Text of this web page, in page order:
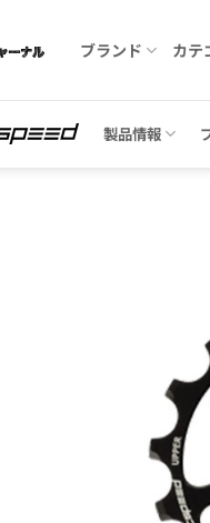
ブランド カテ
製品情報